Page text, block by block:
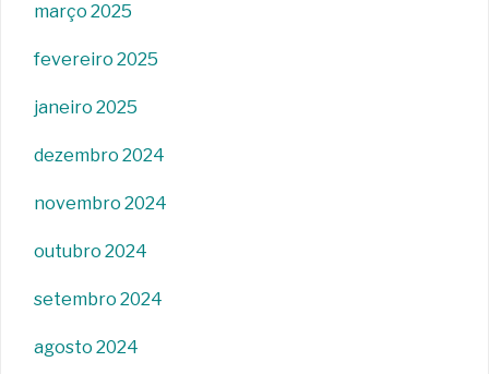
março 2025
fevereiro 2025
janeiro 2025
dezembro 2024
novembro 2024
outubro 2024
setembro 2024
agosto 2024